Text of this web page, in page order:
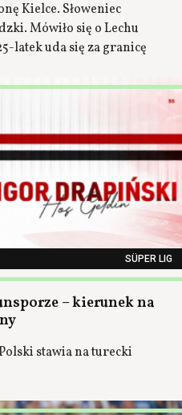
Kielce. Słoweniec
Mówiło się o Lechu
latek uda się za granicę
SÜPER LIG
– kierunek na
stawia na turecki